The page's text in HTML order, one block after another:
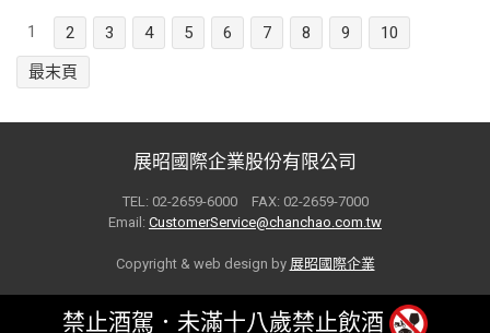
1 2 3 4 5 6 7 8 9
10
最末頁
展昭國際企業股份有限公司
TEL: 02-2659-6000 FAX: 02-2659-7000
Email: CustomerService@chanchao.com.tw
Copyright & web design by 展昭國際企業
禁止酒駕．未滿十八歲禁止飲酒